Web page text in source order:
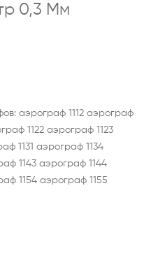
0,3 Мм
аэрограф 1112 аэрограф
1122 аэрограф 1123
1131 аэрограф 1134
1143 аэрограф 1144
1154 аэрограф 1155